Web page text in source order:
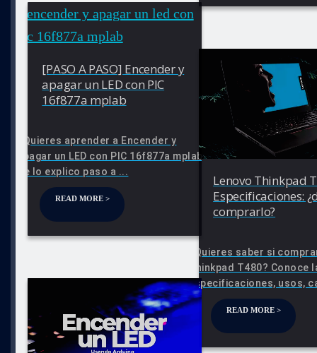
[PASO A PASO] Encender y
apagar un LED con PIC
16f877a mplab
¿Quieres aprender a Encender y
apagar un LED con PIC 16f877a mplab?
Te lo explico paso a ...
READ MORE >
Lenovo Thinkpad
Especificaciones:
comprarlo?
¿Quieres saber si
Thinkpad T480? Conoce
especificaciones, usos,
READ MORE >